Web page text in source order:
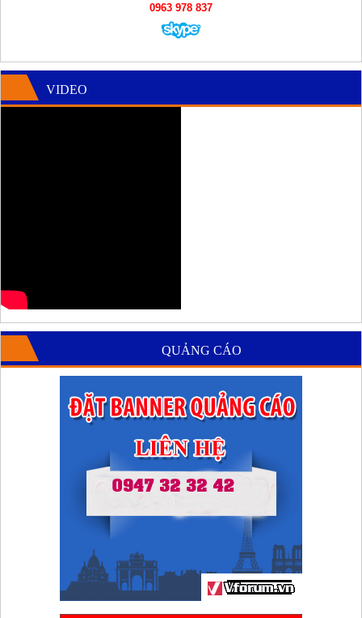
0963 978 837
VIDEO
QUẢNG CÁO